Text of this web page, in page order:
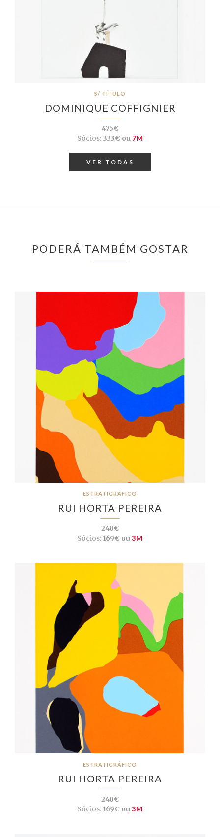
S/ TÍTULO
DOMINIQUE COFFIGNIER
475€
Sócios:333€ ou 7M
VER TODAS
PODERÁ TAMBÉM GOSTAR
ESTRATIGRÁFICO
RUI HORTA PEREIRA
240€
Sócios: 169€ ou 3M
ESTRATIGRÁFICO
RUI HORTA PEREIRA
240€
Sócios: 169€ ou 3M